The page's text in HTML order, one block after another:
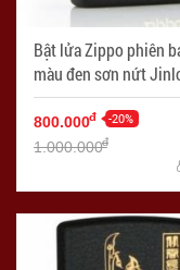
Bật lửa Zippo phiên
màu đen sơn nứt
Mã SP: ZPC0662
800.000đ -20%
1.000.000đ